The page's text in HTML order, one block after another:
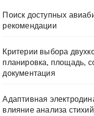
Поиск доступных
рекомендации
Критерии выбора
планировка, площадь,
документация
Адаптивная
влияние анализа